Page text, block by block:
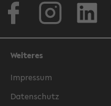
Weiteres
Impressum
Datenschutz